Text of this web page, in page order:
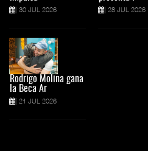
30 JUL 2026
Rodrigo Molina gana
la Beca Ar
21 JUL 2026
28 JUL 2026